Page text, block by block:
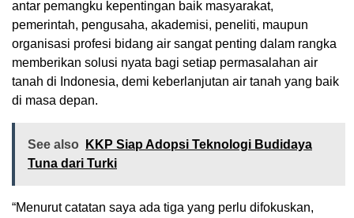
antar pemangku kepentingan baik masyarakat,
pemerintah, pengusaha, akademisi, peneliti, maupun
organisasi profesi bidang air sangat penting dalam rangka
memberikan solusi nyata bagi setiap permasalahan air
tanah di Indonesia, demi keberlanjutan air tanah yang baik
di masa depan.
See also
KKP Siap Adopsi Teknologi Budidaya
Tuna dari Turki
“Menurut catatan saya ada tiga yang perlu difokuskan,